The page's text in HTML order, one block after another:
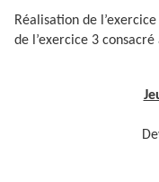
Réalisation de
de l’exercice 3